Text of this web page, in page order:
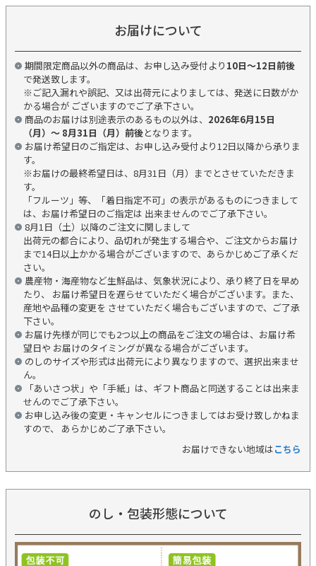
お届けについて
期間限定商品以外の商品は、お申し込み受付より 10日～12日前後
で発送致します。
※ご記入漏れや誤記、又は出荷元によりましては、発送に日数がか
かる場合が ございますのでご了承下さい。
商品のお届けは別途表示のあるもの以外は、 2026年6月15日
（月）～ 8月31日（月）前後となります。
お届け希望日のご指定は、お申し込み受付より12日以降から承りま
す。
※お届けの最終希望日は、8月31日（月）までとさせていただきま
す。
「フルーツ」等、「着日指定不可」の表示があるものにつきまして
は、お届け希望日のご指定は 出来ませんのでご了承下さい。
8月1日（土）以降のご注文に関しまして
出荷元の都合により、品切れが発生する場合や、ご注文からお届け
まで14日以上かかる場合がございますので、あらかじめご了承くだ
さい。
農産物・海産物など生鮮品は、気象状況により、承り終了日を早め
たり、 お届け希望日を遅らせていただく場合がございます。また、
産地や品種の変更を させていただく場合もございますので、ご了承
下さい。
お届け先様が同じでも2つ以上の商品をご注文の場合は、お届け希
望日や お届けのタイミングが異なる場合がございます。
のしのサイズや形式は出荷元により異なりますので、選択出来ませ
ん。
「あいさつ状」や「手紙」は、ギフト商品と同送することは出来ま
せんのでご了承下さい。
お申し込み後の変更・キャンセルにつきましてはお受け致しかねま
すので、 あらかじめご了承下さい。
お届けできない地域はこちら
のし・包装形態について